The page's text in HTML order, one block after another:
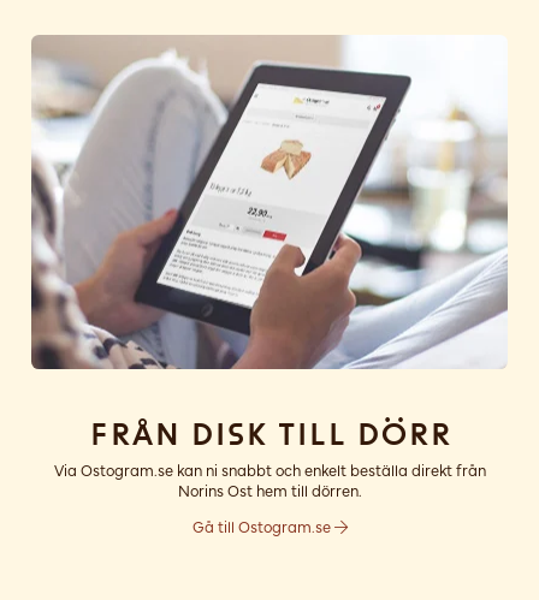
Från disk till dörr
Via Ostogram.se kan ni snabbt och enkelt beställa direkt från
Norins Ost hem till dörren.
Gå till Ostogram.se